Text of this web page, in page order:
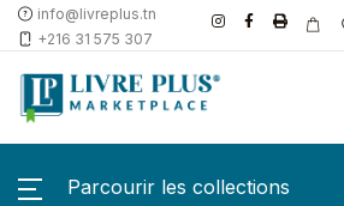
info@livreplus.tn
+216 31 575 307
Parcourir les collections